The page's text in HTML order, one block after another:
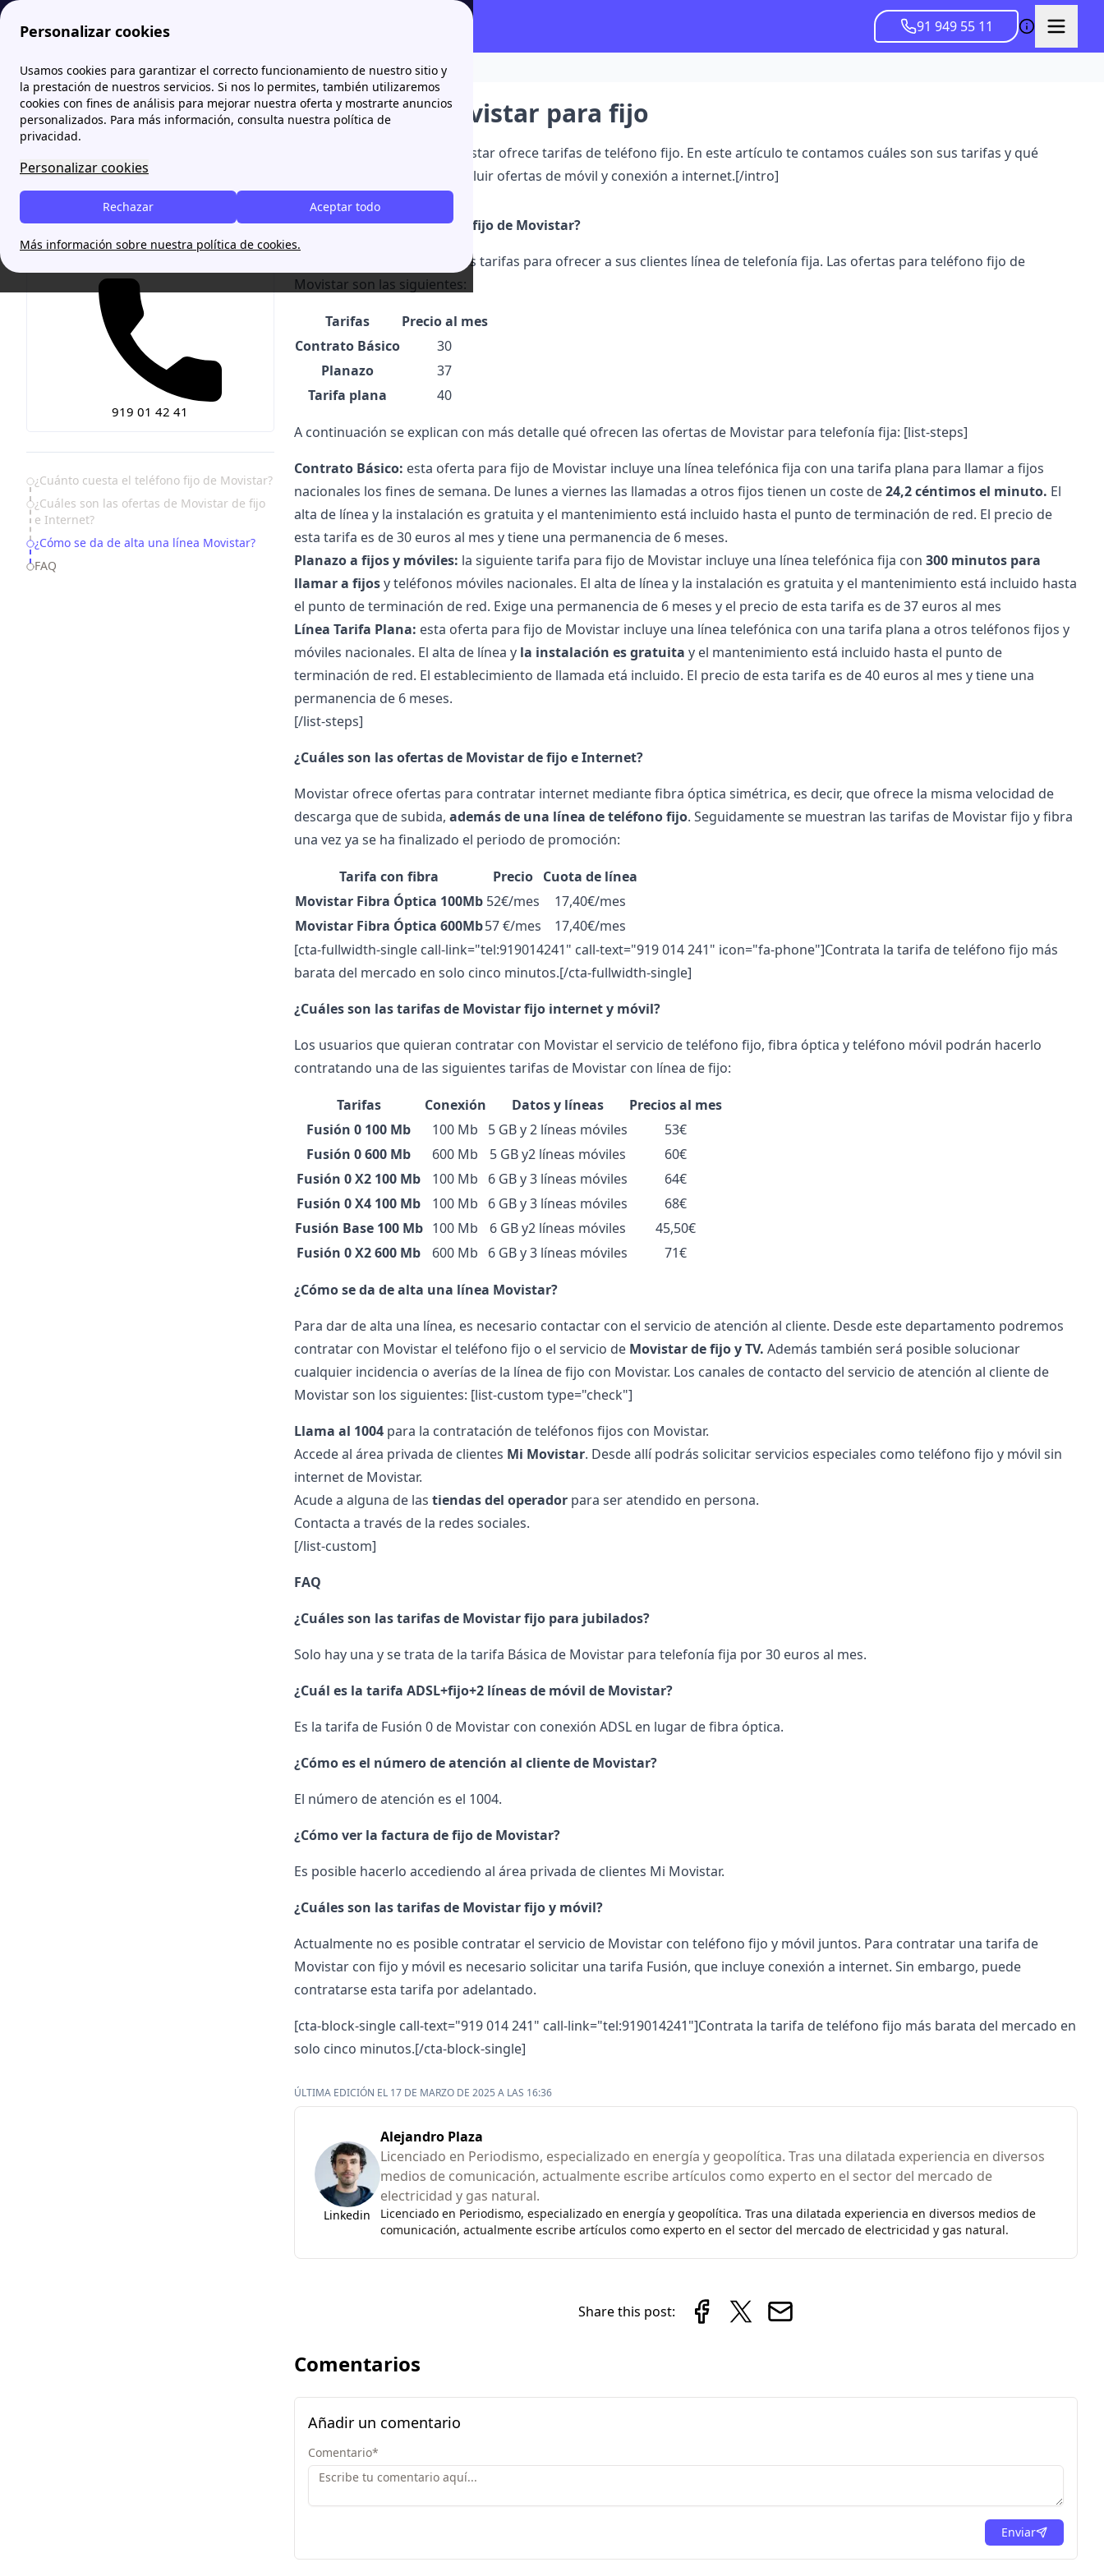
Personalizar cookies
Usamos cookies para garantizar el correcto funcionamiento de nuestro sitio y
la prestación de nuestros servicios. Si nos lo permites, también utilizaremos
cookies con fines de análisis para mejorar nuestra oferta y mostrarte anuncios
personalizados. Para más información, consulta nuestra política de
privacidad.
Personalizar cookies
Aceptar todo
Rechazar
Más información sobre nuestra política de cookies.
91 949 55 11
Zona Internet Teléfono de Movistar Ofertas de Movistar para fijo
Te ayudamos gratis
919 01 42 41
Table of Contents
¿Cuánto cuesta el teléfono fijo de Movistar?
¿Cuáles son las ofertas de Movistar de fijo
e Internet?
¿Cómo se da de alta una línea Movistar?
FAQ
Ofertas de Movistar para fijo
[intro title="Resumen:"]Movistar ofrece tarifas de teléfono fijo. En este artículo te contamos cuáles son sus tarifas y qué
promociones tienen para incluir ofertas de móvil y conexión a internet.[/intro]
¿Cuánto cuesta el teléfono fijo de Movistar?
Movistar dispone de diversas tarifas para ofrecer a sus clientes línea de telefonía fija. Las ofertas para teléfono fijo de
Movistar son las siguientes:
Tarifas
Precio al mes
Contrato Básico
30
Planazo
37
Tarifa plana
40
A continuación se explican con más detalle qué ofrecen las ofertas de Movistar para telefonía fija: [list-steps]
Contrato Básico: esta oferta para fijo de Movistar incluye una línea telefónica fija con una tarifa plana para llamar a fijos
nacionales los fines de semana. De lunes a viernes las llamadas a otros fijos tienen un coste de24,2 céntimos el minuto. El
alta de línea y la instalación es gratuita y el mantenimiento está incluido hasta el punto de terminación de red. El precio de
esta tarifa es de 30 euros al mes y tiene una permanencia de 6 meses.
Planazo a fijos y móviles: la siguiente tarifa para fijo de Movistar incluye una línea telefónica fija con 300 minutos para
llamar a fijosy teléfonos móviles nacionales. El alta de línea y la instalación es gratuita y el mantenimiento está incluido hasta
el punto de terminación de red. Exige una permanencia de 6 meses y el precio de esta tarifa es de 37 euros al mes
Línea Tarifa Plana: esta oferta para fijo de Movistar incluye una línea telefónica con una tarifa plana a otros teléfonos fijos y
móviles nacionales. El alta de línea yla instalación es gratuita y el mantenimiento está incluido hasta el punto de
terminación de red. El establecimiento de llamada etá incluido. El precio de esta tarifa es de 40 euros al mes y tiene una
permanencia de 6 meses.
[/list-steps]
¿Cuáles son las ofertas de Movistar de fijo e Internet?
Movistar ofrece ofertas para contratar internet mediante fibra óptica simétrica, es decir, que ofrece la misma velocidad de
descarga que de subida, además de una línea de teléfono fijo. Seguidamente se muestran las tarifas de Movistar fijo y fibra
una vez ya se ha finalizado el periodo de promoción:
Tarifa con fibra Precio Cuota de línea
Movistar Fibra Óptica 100Mb 52€/mes
17,40€/mes
Movistar Fibra Óptica 600Mb57 €/mes
17,40€/mes
[cta-fullwidth-single call-link="tel:919014241" call-text="919 014 241" icon="fa-phone"]Contrata la tarifa de teléfono fijo más
barata del mercado en solo cinco minutos.[/cta-fullwidth-single]
¿Cuáles son las tarifas de Movistar fijo internet y móvil?
Los usuarios que quieran contratar con Movistar el servicio de teléfono fijo, fibra óptica y teléfono móvil podrán hacerlo
contratando una de las siguientes tarifas de Movistar con línea de fijo:
Tarifas Conexión Datos y líneas
Precios al mes
Fusión 0 100 Mb
100 Mb 5 GB y 2 líneas móviles
53€
Fusión 0 600 Mb
600 Mb 5 GB y2 líneas móviles
60€
Fusión 0 X2 100 Mb
100 Mb 6 GB y 3 líneas móviles
64€
Fusión 0 X4 100 Mb
100 Mb 6 GB y 3 líneas móviles
68€
Fusión Base 100 Mb 100 Mb 6 GB y2 líneas móviles
45,50€
Fusión 0 X2 600 Mb
600 Mb 6 GB y 3 líneas móviles 71€
¿Cómo se da de alta una línea Movistar?
Para dar de alta una línea, es necesario contactar con el servicio de atención al cliente. Desde este departamento podremos
contratar con Movistar el teléfono fijo o el servicio de Movistar de fijo y TV. Además también será posible solucionar
cualquier incidencia o averías de la línea de fijo con Movistar. Los canales de contacto del servicio de atención al cliente de
Movistar son los siguientes: [list-custom type="check"]
Llama al 1004para la contratación de teléfonos fijos con Movistar.
Accede al área privada de clientes Mi Movistar. Desde allí podrás solicitar servicios especiales como teléfono fijo y móvil sin
internet de Movistar.
Acude a alguna de las tiendas del operadorpara ser atendido en persona.
Contacta a través de la redes sociales.
[/list-custom]
FAQ
¿Cuáles son las tarifas de Movistar fijo para jubilados?
Solo hay una y se trata de la tarifa Básica de Movistar para telefonía fija por 30 euros al mes.
¿Cuál es la tarifa ADSL+fijo+2 líneas de móvil de Movistar?
Es la tarifa de Fusión 0 de Movistar con conexión ADSL en lugar de fibra óptica.
¿Cómo es el número de atención al cliente de Movistar?
El número de atención es el 1004.
¿Cómo ver la factura de fijo de Movistar?
Es posible hacerlo accediendo al área privada de clientes Mi Movistar.
¿Cuáles son las tarifas de Movistar fijo y móvil?
Actualmente no es posible contratar el servicio de Movistar con teléfono fijo y móvil juntos. Para contratar una tarifa de
Movistar con fijo y móvil es necesario solicitar una tarifa Fusión, que incluye conexión a internet. Sin embargo, puede
contratarse esta tarifa por adelantado.
[cta-block-single call-text="919 014 241" call-link="tel:919014241"]Contrata la tarifa de teléfono fijo más barata del mercado en
solo cinco minutos.[/cta-block-single]
ÚLTIMA EDICIÓN EL 17 DE MARZO DE 2025 A LAS 16:36
Linkedin
Alejandro Plaza
Licenciado en Periodismo, especializado en energía y geopolítica. Tras una dilatada experiencia en diversos
medios de comunicación, actualmente escribe artículos como experto en el sector del mercado de
electricidad y gas natural.
Licenciado en Periodismo, especializado en energía y geopolítica. Tras una dilatada experiencia en diversos medios de
comunicación, actualmente escribe artículos como experto en el sector del mercado de electricidad y gas natural.
Share this post:
Comentarios
Añadir un comentario
Comentario*
Enviar